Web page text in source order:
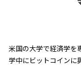
米国の大学で経済学を
学中にビットコインに